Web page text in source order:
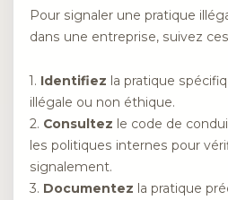
Pour signaler une pratique
dans une entreprise, suivez
1. Identifiez la pratique
illégale ou non éthique.
2. Consultez le code de
les politiques internes pour
signalement.
3. Documentez la pratique